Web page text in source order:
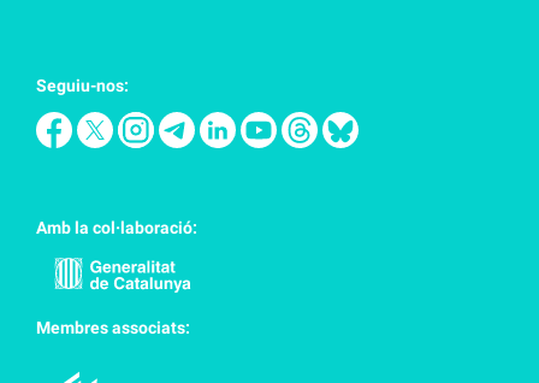
Seguiu-nos:
Amb la col·laboració:
Membres associats: